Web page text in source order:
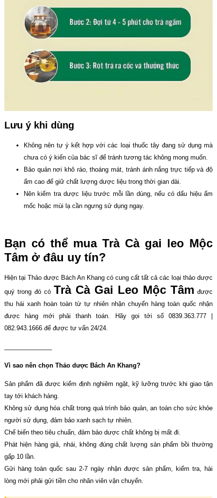
Lưu ý khi dùng
Không nên tự ý kết hợp với các loại thuốc tây đang sử dụng mà
chưa có ý kiến của bác sĩ để tránh tương tác không mong muốn.
Bảo quản nơi khô ráo, thoáng mát, tránh ánh nắng trực tiếp và độ
ẩm cao để giữ chất lượng dược liệu trong thời gian dài.
Nên kiểm tra dược liệu trước mỗi lần dùng, nếu có dấu hiệu ẩm
mốc hoặc mùi lạ cần ngưng sử dụng ngay.
Bạn có thể mua Trà Cà gai leo Mộc
Tâm ở đâu uy tín?
Hiện tại Thảo dược Bách An Khang có cung cất tất cả các loại thảo dược
quý trong đó có Trà Cà Gai Leo Mộc Tâm được
thu hái xanh hoàn toàn từ tự nhiên nhận chuyển hàng toàn quốc nhận
được hàng mới phải thanh toán. Hãy gọi tới số 0839.363.777 |
082.943.1666 để được tư vấn 24/24.
Vì sao nên chọn Thảo dược Bách An Khang?
Sản phẩm đã được kiểm định nghiêm ngặt, kỹ lưỡng trước khi giao tận
tay tới khách hàng.
Không sử dụng hóa chất trong quá trình bảo quản, an toàn cho sức khỏe
người sử dụng, đảm bảo xanh sạch tự nhiên.
Chế biến theo tiêu chuẩn, đảm bảo dược chất không bị mất đi.
Phát hiện hàng giả, nhái, không đúng chất lượng sản phẩm bồi thường
gấp 10 lần.
Gửi hàng toàn quốc sau 2-7 ngày nhận được sản phẩm, kiểm tra, hài
lòng mới phải gửi tiền cho nhân viên vận chuyển.